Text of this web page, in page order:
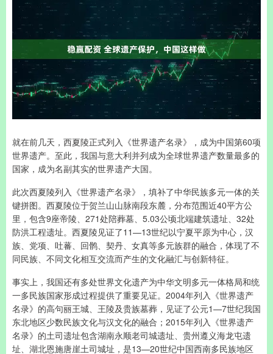
就在前几天，西夏陵正式列入《世界遗产名录》，成为中国第60项
世界遗产。至此，我国与意大利并列成为全球世界遗产数量最多的
国家，成为名副其实的世界遗产大国。
此次西夏陵列入《世界遗产名录》，填补了中华民族多元一体的关
键拼图。西夏陵位于贺兰山山脉南段东麓，分布范围近40平方公
里，包含9座帝陵、271处陪葬墓、5.03公顷北端建筑遗址、32处
防洪工程遗址。西夏陵见证了11—13世纪以宁夏平原为中心，汉
族、党项、吐蕃、回鹘、契丹、女真等多元族群的融合，体现了不
同民族、不同文化相互交流而产生的文化融汇与创新特征。
事实上，我国还有多处世界文化遗产为中华文明多元一体格局和统
一多民族国家形成过程提供了重要见证。2004年列入《世界遗产
名录》的高句丽王城、王陵及贵族墓葬，见证了公元1—7世纪我国
东北地区少数民族文化与汉文化的融合；2015年列入《世界遗产
名录》的土司遗址包含湖南永顺老司城遗址、贵州遵义海龙屯遗
址、湖北恩施唐崖土司城址，是13—20世纪中国西南多民族地区